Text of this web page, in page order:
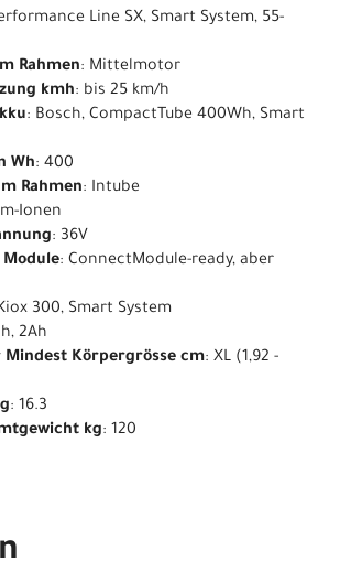
Line SX, Smart System, 55-
Rahmen: Mittelmotor
kmh: bis 25 km/h
: Bosch, CompactTube 400Wh, Smart
Wh: 400
Rahmen: Intube
Ionen
: 36V
Module: ConnectModule-ready, aber
300, Smart System
2Ah
Körpergrösse cm: XL (1,92 -
: 16.3
kg: 120